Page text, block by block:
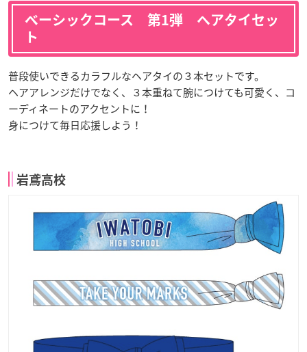
ベーシックコース 第1弾 ヘアタイセッ
ト
普段使いできるカラフルなヘアタイの３本セットです。
ヘアアレンジだけでなく、３本重ねて腕につけても可愛く、コ
ーディネートのアクセントに！
身につけて毎日応援しよう！
岩鳶高校